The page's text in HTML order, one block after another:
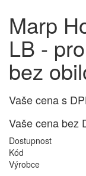
Marp
LB -
bez
Vaše cena s
Vaše cena bez
Dostupnost
Kód
Výrobce